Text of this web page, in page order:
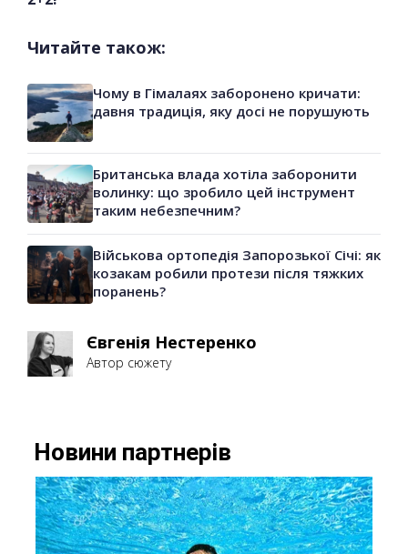
Читайте також:
Чому в Гімалаях заборонено кричати:
давня традиція, яку досі не порушують
Британська влада хотіла заборонити
волинку: що зробило цей інструмент
таким небезпечним?
Військова ортопедія Запорозької Січі: як
козакам робили протези після тяжких
поранень?
Євгенія Нестеренко
Автор сюжету